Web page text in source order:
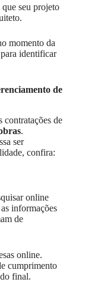
que seu projeto
momento da
identificar
de
contratações de
.
ser
confira:
online
informações
de
online.
cumprimento
final.